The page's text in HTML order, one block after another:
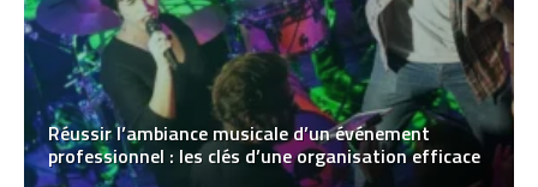
Réussir l’ambiance musicale d’un événement
professionnel : les clés d’une organisation efficace